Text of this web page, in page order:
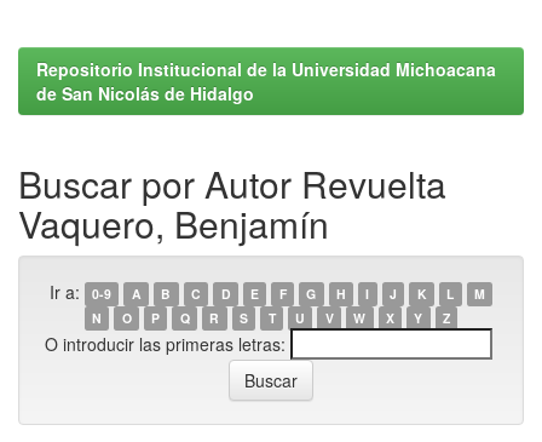
Repositorio Institucional de la Universidad Michoacana
de San Nicolás de Hidalgo
Buscar por Autor Revuelta
Vaquero, Benjamín
Ir a: 0-9 A B C D E F G H I J K L
M
N
O P Q R S T U V W X Y Z
O introducir las primeras letras: